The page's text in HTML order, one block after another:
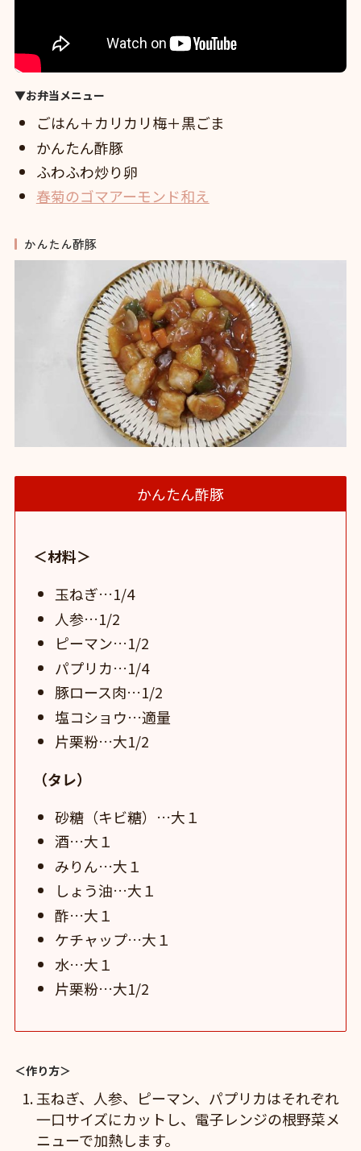
▼お弁当メニュー
ごはん＋カリカリ梅＋黒ごま
かんたん酢豚
ふわふわ炒り卵
春菊のゴマアーモンド和え
かんたん酢豚
かんたん酢豚
＜材料＞
玉ねぎ…1/4
人参…1/2
ピーマン…1/2
パプリカ…1/4
豚ロース肉…1/2
塩コショウ…適量
片栗粉…大1/2
（タレ）
砂糖（キビ糖）…大１
酒…大１
みりん…大１
しょう油…大１
酢…大１
ケチャップ…大１
水…大１
片栗粉…大1/2
＜作り方＞
玉ねぎ、人参、ピーマン、パプリカはそれぞれ
一口サイズにカットし、電子レンジの根野菜メ
ニューで加熱します。